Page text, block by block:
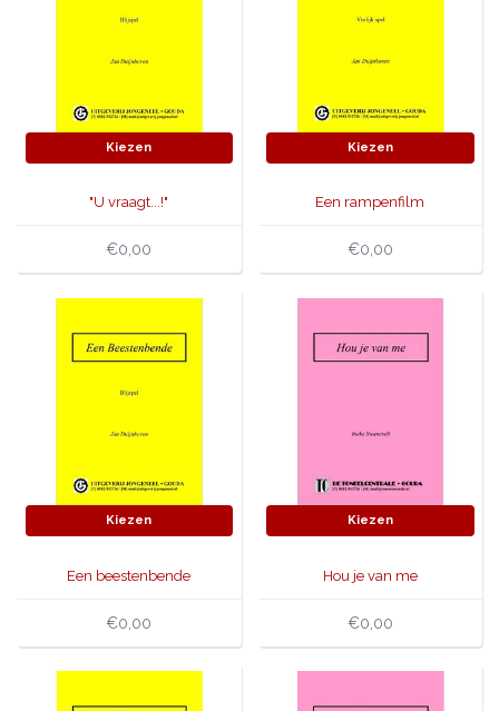
Kiezen
"U vraagt...!"
€0,00
Kiezen
Een rampenfilm
€0,00
Kiezen
Een beestenbende
€0,00
Kiezen
Hou je van me
€0,00